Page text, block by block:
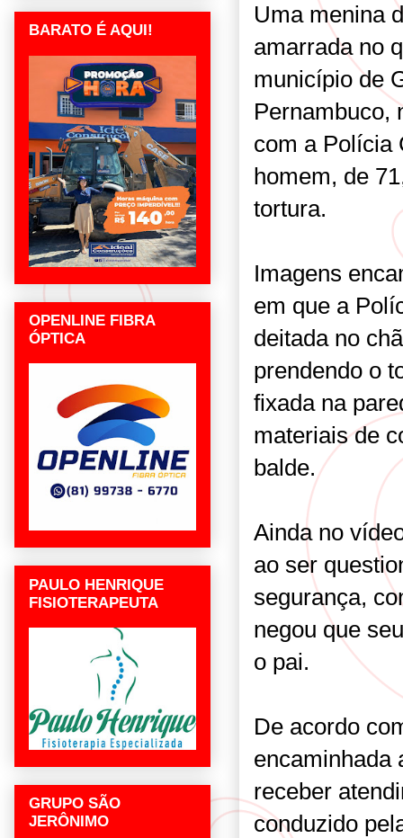
Uma menina
amarrada no
município de
Pernambuco,
com a Polícia
homem, de
tortura.
Imagens
em que a
deitada no
prendendo o
fixada na
materiais de
balde.
Ainda no
ao ser
segurança,
negou que
o pai.
De acordo
encaminhada
receber
conduzido
BARATO É AQUI!
OPENLINE FIBRA
ÓPTICA
PAULO HENRIQUE
FISIOTERAPEUTA
GRUPO SÃO
JERÔNIMO